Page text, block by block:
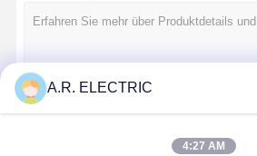
A.R. ELECTRIC
4:27 AM